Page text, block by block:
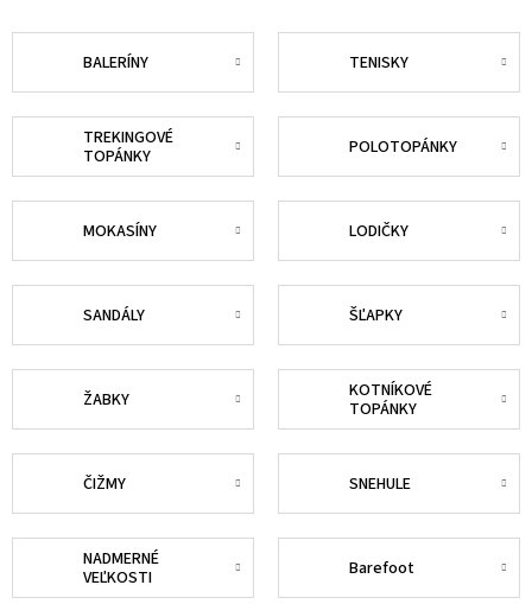
BALERÍNY TENISKY
TREKINGOVÉ
TOPÁNKY
POLOTOPÁNKY
MOKASÍNY LODIČKY
SANDÁLY ŠĽAPKY
ŽABKY
KOTNÍKOVÉ
TOPÁNKY
ČIŽMY SNEHULE
NADMERNÉ
VEĽKOSTI
Barefoot